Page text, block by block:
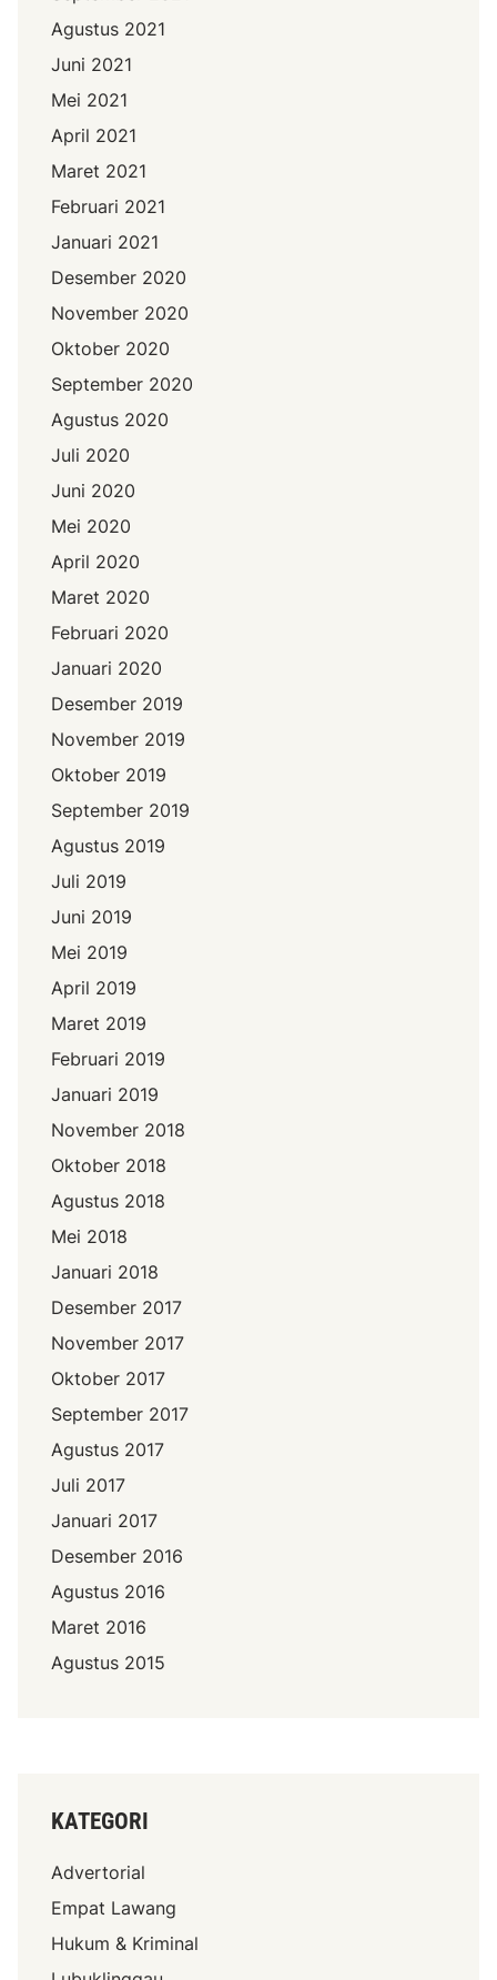
Agustus 2021
Juni 2021
Mei 2021
April 2021
Maret 2021
Februari 2021
Januari 2021
Desember 2020
November 2020
Oktober 2020
September 2020
Agustus 2020
Juli 2020
Juni 2020
Mei 2020
April 2020
Maret 2020
Februari 2020
Januari 2020
Desember 2019
November 2019
Oktober 2019
September 2019
Agustus 2019
Juli 2019
Juni 2019
Mei 2019
April 2019
Maret 2019
Februari 2019
Januari 2019
November 2018
Oktober 2018
Agustus 2018
Mei 2018
Januari 2018
Desember 2017
November 2017
Oktober 2017
September 2017
Agustus 2017
Juli 2017
Januari 2017
Desember 2016
Agustus 2016
Maret 2016
Agustus 2015
KATEGORI
Advertorial
Empat Lawang
Hukum & Kriminal